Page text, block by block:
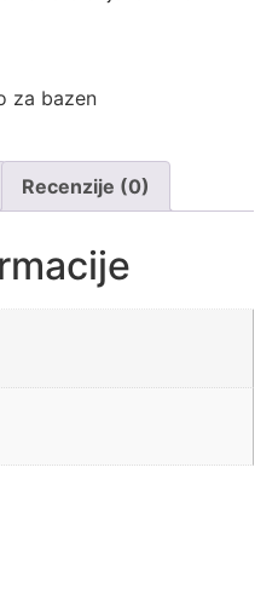
za bazen
Recenzije (0)